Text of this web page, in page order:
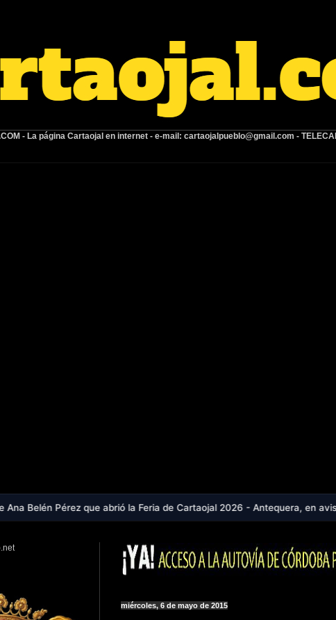
- La página Cartaojal en internet - e-mail: cartaojalpueblo@gmail.com -
la Feria de Cartaojal 2026 - Antequera, en aviso naranja por
miércoles, 6 de mayo de 2015